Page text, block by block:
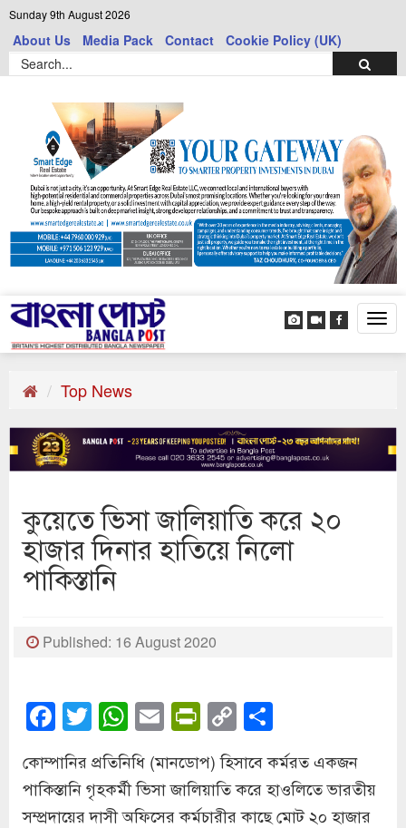
Sunday 9th August 2026
About Us Media Pack Contact Cookie Policy (UK)
Top News
কুয়েতে ভিসা জালিয়াতি করে ২০
হাজার দিনার হাতিয়ে নিলো
পাকিস্তানি
Published: 16 August 2020
Facebook
Twitter
WhatsApp
EmailPrintFriendly
Copy
Link
কোম্পানির প্রতিনিধি (মানডোপ) হিসাবে কর্মরত একজন
পাকিস্তানি গৃহকর্মী ভিসা জালিয়াতি করে হাওলিতে ভারতীয়
সম্প্রদায়ের দাসী অফিসের কর্মচারীর কাছে মোট ২০ হাজার